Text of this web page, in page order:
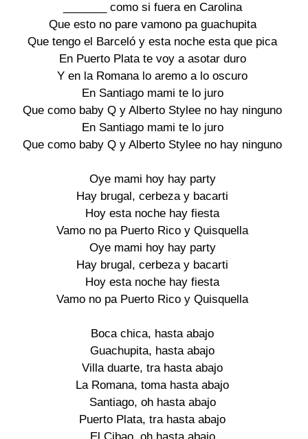
_______ como si fuera en Carolina
Que esto no pare vamono pa guachupita
Que tengo el Barceló y esta noche esta que pica
En Puerto Plata te voy a asotar duro
Y en la Romana lo aremo a lo oscuro
En Santiago mami te lo juro
Que como baby Q y Alberto Stylee no hay ninguno
En Santiago mami te lo juro
Que como baby Q y Alberto Stylee no hay ninguno
Oye mami hoy hay party
Hay brugal, cerbeza y bacarti
Hoy esta noche hay fiesta
Vamo no pa Puerto Rico y Quisquella
Oye mami hoy hay party
Hay brugal, cerbeza y bacarti
Hoy esta noche hay fiesta
Vamo no pa Puerto Rico y Quisquella
Boca chica, hasta abajo
Guachupita, hasta abajo
Villa duarte, tra hasta abajo
La Romana, toma hasta abajo
Santiago, oh hasta abajo
Puerto Plata, tra hasta abajo